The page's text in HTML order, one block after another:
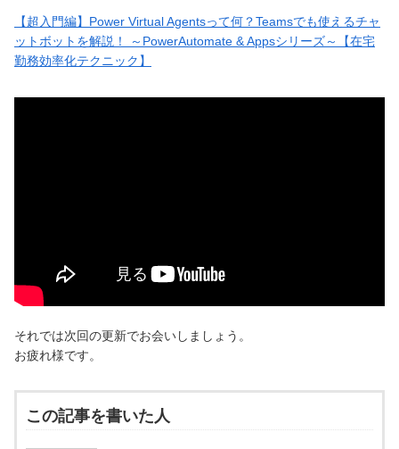
【超入門編】Power Virtual Agentsって何？Teamsでも使えるチャ
ットボットを解説！ ～PowerAutomate & Appsシリーズ～【在宅
勤務効率化テクニック】
それでは次回の更新でお会いしましょう。
お疲れ様です。
この記事を書いた人